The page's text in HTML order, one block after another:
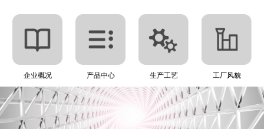
企业概况 产品中心 生产工艺 工厂风貌